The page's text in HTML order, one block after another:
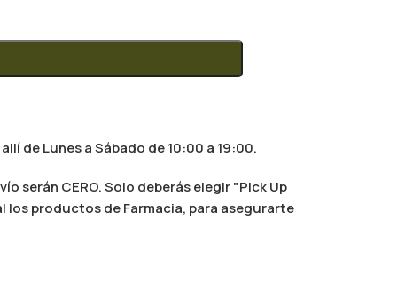
de Lunes a Sábado de 10:00 a 19:00.
serán CERO. Solo deberás elegir "Pick Up
los productos de Farmacia, para asegurarte